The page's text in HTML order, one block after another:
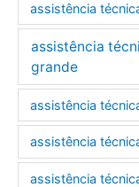
assistência
assistência
grande
assistência
assistência
assistência